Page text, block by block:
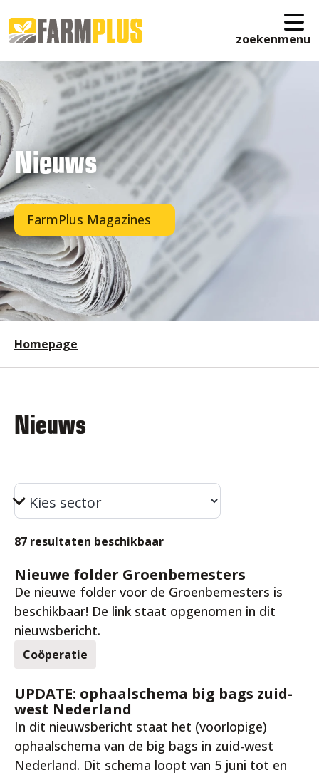
zoekenmenu
Nieuws
FarmPlus Magazines
Homepage
Nieuws
87 resultaten beschikbaar
18 jun. 2026
Nieuwe folder Groenbemesters
De nieuwe folder voor de Groenbemesters is
beschikbaar! De link staat opgenomen in dit
nieuwsbericht.
Coöperatie
UPDATE: ophaalschema big bags zuid-
west Nederland
In dit nieuwsbericht staat het (voorlopige)
ophaalschema van de big bags in zuid-west
Nederland. Dit schema loopt van 5 juni tot en